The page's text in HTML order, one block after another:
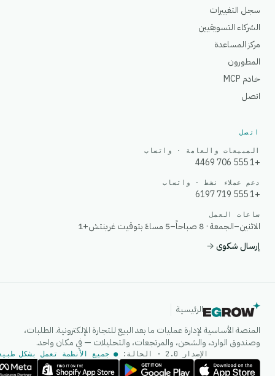
سجل التغييرات
الشركاء التسويقيين
مركز المساعدة
المطورون
خادم MCP
اتصل
اتصل
المبيعات والعامة · واتساب
+1 555 706 4469
دعم عملاء نشط · واتساب
+1 555 719 6197
ساعات العمل
الاثنين–الجمعة · 8 صباحاً–5 مساءً بتوقيت غرينتش+1
إرسال شكوى→
الرئيسية
المنصة الأساسية لإدارة عمليات ما بعد البيع للتجارة الإلكترونية. الطلبات،
وصندوق الوارد، والشحن، والمرتجعات، والتحليلات — في مكان واحد.
الإصدار 2.0 · الحالة: ● جميع الأنظمة تعمل بشكل